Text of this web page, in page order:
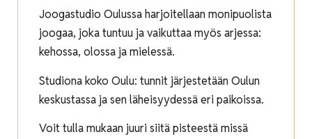
Joogastudio Oulussa harjoitellaan monipuolista
joogaa, joka tuntuu ja vaikuttaa myös arjessa:
kehossa, olossa ja mielessä.
Studiona koko Oulu: tunnit järjestetään Oulun
keskustassa ja sen läheisyydessä eri paikoissa.
Voit tulla mukaan juuri siitä pisteestä missä